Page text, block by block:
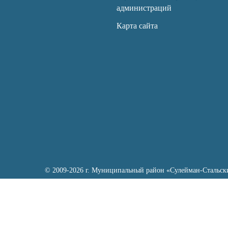
администраций
Карта сайта
© 2009-2026 г. Муниципальный район «Сулейман-